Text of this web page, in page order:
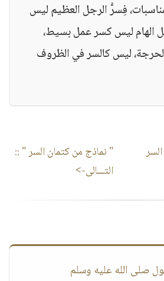
فِسرُّ الرجل العظيم ليس
الهام ليس كسر عمل بسيط،
ليس كالسر في الظروف
" نماذج من كتمان السر " ::
التـــالى->
صلى الله عليه وسلم